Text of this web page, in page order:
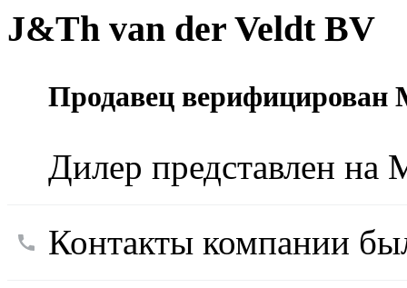
J&Th van der Veldt BV
Продавец верифицирован
Дилер представлен на
Контакты компании